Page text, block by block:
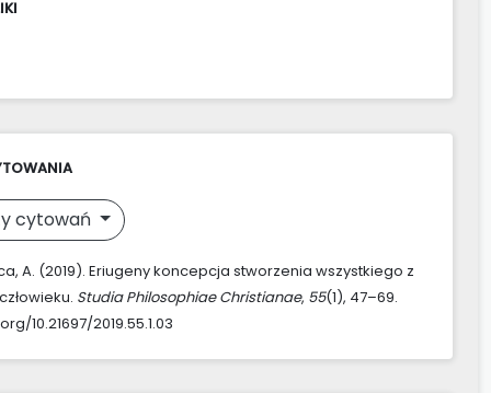
cytowań
A. (2019). Eriugeny koncepcja stworzenia wszystkiego z
Studia Philosophiae Christianae, 55(1), 47–69.
10.21697/2019.55.1.03